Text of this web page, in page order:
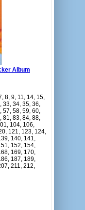
Album
8, 9, 11, 14, 15,
33, 34, 35, 36,
57, 58, 59, 60,
81, 83, 84, 88,
104, 106,
121, 123, 124,
140, 141,
152, 154,
169, 170,
187, 189,
211, 212,